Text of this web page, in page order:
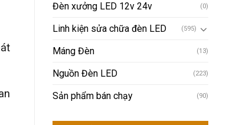
Đèn xưởng LED 12v 24v (0)
Linh kiện sửa chữa đèn LED (595)
Máng Đèn (13)
Nguồn Đèn LED (223)
Sản phẩm bán chạy (90)